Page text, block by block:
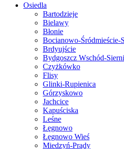
Osiedla
Bartodzieje
Bielawy
Błonie
Bocianowo-Śródmieście-
Brdyujście
Bydgoszcz Wschód-
Czyżkówko
Flisy
Glinki-Rupienica
Górzyskowo
Jachcice
Kapuściska
Leśne
Łęgnowo
Łęgnowo Wieś
Miedzyń-Prądy